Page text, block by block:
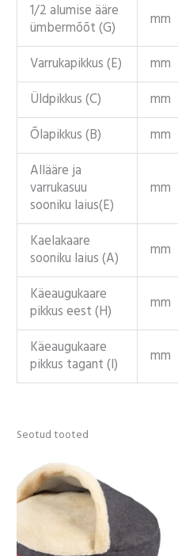
1/2 alumise ääre
ümbermõõt (G)
mm
Varrukapikkus (E) mm
Üldpikkus (C)
mm
Õlapikkus (B)
mm
Allääre ja
varrukasuu
sooniku laius(E)
mm
Kaelakaare
sooniku laius (A)
mm
Käeaugukaare
pikkus eest (H)
mm
Käeaugukaare
pikkus tagant (I)
mm
Seotud tooted
kuni
122,00 €